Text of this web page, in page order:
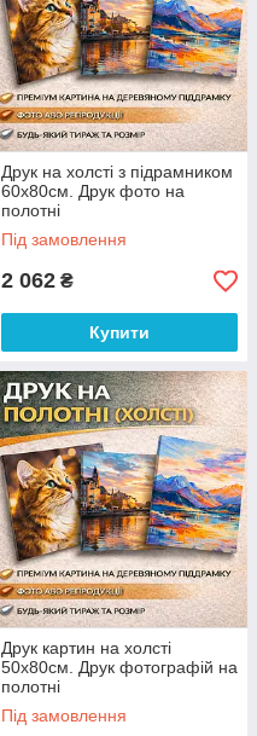
Друк на холсті з підрамником
60х80см. Друк фото на
полотні
Під замовлення
2 062 ₴
Купити
Друк картин на холсті
50х80см. Друк фотографій на
полотні
Під замовлення